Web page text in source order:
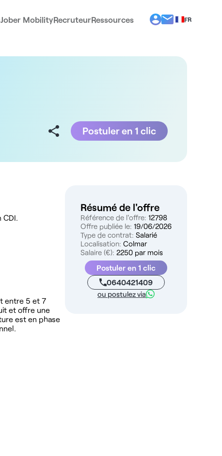
Jober MobilityRecruteurRessources
FR
ES
Postuler en 1 clic
CDI.
entre 5 et 7
et offre une
est en phase
Résumé de l'offre
Référence de l'offre: 12798
Offre publiée le: 19/06/2026
Type de contrat: Salarié
Localisation: Colmar
Salaire (€): 2250 par mois
Postuler en 1 clic
0640421409
ou postulez via